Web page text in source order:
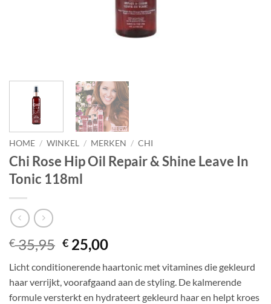
HOME / WINKEL / MERKEN / CHI
Chi Rose Hip Oil Repair & Shine Leave In
Tonic 118ml
€35,95 Oorspronkelijke
prijs
was:
€ 35,95.
€ 25,00Huidige
is:
€ 25,00.
Licht conditionerende haartonic met vitamines die gekleurd
haar verrijkt, voorafgaand aan de styling. De kalmerende
formule versterkt en hydrateert gekleurd haar en helpt kroes